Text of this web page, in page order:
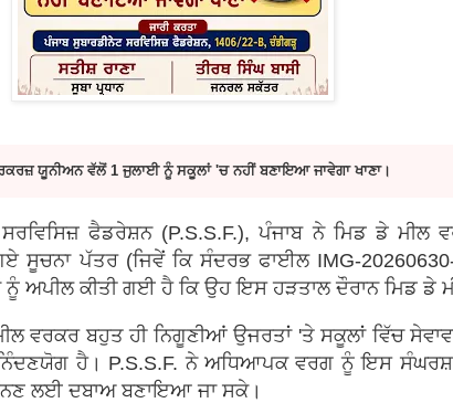
ਯੂਨੀਅਨ ਵੱਲੋਂ 1 ਜੁਲਾਈ ਨੂੰ ਸਕੂਲਾਂ 'ਚ ਨਹੀਂ ਬਣਾਇਆ ਜਾਵੇਗਾ ਖਾਣਾ।
ਫੈਡਰੇਸ਼ਨ (P.S.S.F.), ਪੰਜਾਬ ਨੇ ਮਿਡ ਡੇ
ਸੂਚਨਾ ਪੱਤਰ (ਜਿਵੇਂ ਕਿ ਸੰਦਰਭ ਫਾਈਲ IMG-
ਅਪੀਲ ਕੀਤੀ ਗਈ ਹੈ ਕਿ ਉਹ ਇਸ ਹੜਤਾਲ ਦੌਰਾਨ ਮਿਡ ਡੇ
ਵਰਕਰ ਬਹੁਤ ਹੀ ਨਿਗੂਣੀਆਂ ਉਜਰਤਾਂ 'ਤੇ ਸਕੂਲਾਂ ਵਿੱਚ
ਹੈ। P.S.S.F. ਨੇ ਅਧਿਆਪਕ ਵਰਗ ਨੂੰ ਇਸ ਸੰਘਰਸ਼
ਲਈ ਦਬਾਅ ਬਣਾਇਆ ਜਾ ਸਕੇ।